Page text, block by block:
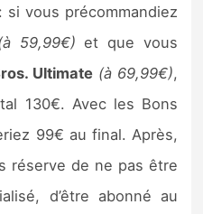
vous précommandiez
59,99€) et que vous
Ultimate (à 69,99€),
130€. Avec les Bons
99€ au final. Après,
réserve de ne pas être
d’être abonné au